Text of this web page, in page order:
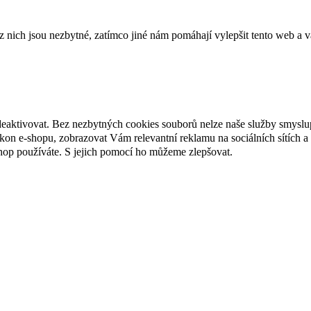
jsou nezbytné, zatímco jiné nám pomáhají vylepšit tento web a
Bez nezbytných cookies souborů nelze naše služby
e-shopu, zobrazovat Vám relevantní reklamu na sociálních sítích
používáte. S jejich pomocí ho můžeme zlepšovat.